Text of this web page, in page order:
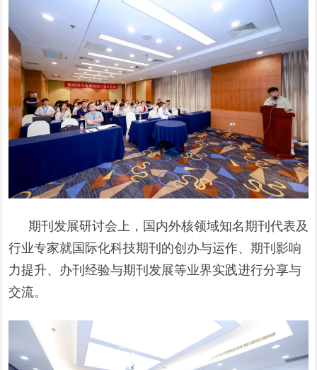
期刊发展研讨会上，国内外核领域知名期刊代表及
行业专家就国际化科技期刊的创办与运作、期刊影响
力提升、办刊经验与期刊发展等业界实践进行分享与
交流。